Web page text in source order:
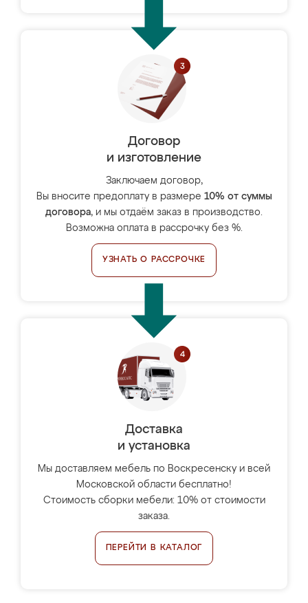
Договор
и изготовление
Заключаем договор,
Вы вносите предоплату в размере 10% от суммы
договора, и мы отдаём заказ в производство.
Возможна оплата в рассрочку без %.
УЗНАТЬ О РАССРОЧКЕ
Доставка
и установка
Мы доставляем мебель по Воскресенску и всей
Московской области бесплатно!
Стоимость сборки мебели: 10% от стоимости
заказа.
ПЕРЕЙТИ В КАТАЛОГ